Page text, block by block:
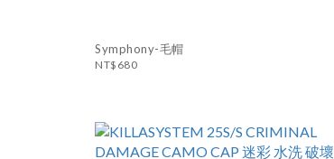
Symphony-毛帽
NT$680